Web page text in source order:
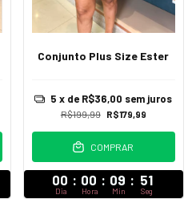
Conjunto Plus Size Ester
R$199,99 R$179,99
5 x de R$36,00 sem juros
COMPRAR
00 : 00 : 09 : 47
Dia Hora Min Seg